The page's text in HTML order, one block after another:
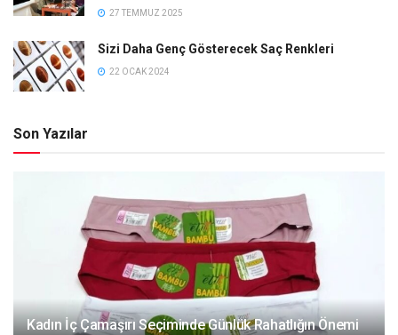
27 TEMMUZ 2025
Sizi Daha Genç Gösterecek Saç Renkleri
22 OCAK 2024
Son Yazılar
Kadın İç Çamaşırı Seçiminde Günlük Rahatlığın Önemi